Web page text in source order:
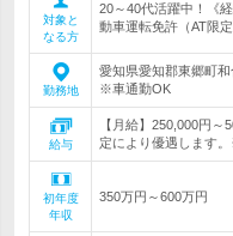
対象と
なる方
20～40代活躍中！《
動車運転免許（AT限
勤務地
愛知県愛知郡東郷町
※車通勤OK
給与
【月給】250,000円
定により優遇します
初年度
年収
350万円～600万円